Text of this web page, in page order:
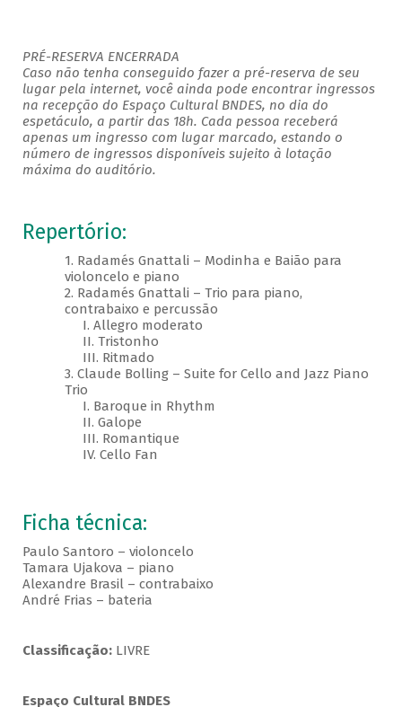
PRÉ-RESERVA ENCERRADA
Caso não tenha conseguido fazer a pré-reserva de seu
lugar pela internet, você ainda pode encontrar ingressos
na recepção do Espaço Cultural BNDES, no dia do
espetáculo, a partir das 18h. Cada pessoa receberá
apenas um ingresso com lugar marcado, estando o
número de ingressos disponíveis sujeito à lotação
máxima do auditório.
Repertório:
1. Radamés Gnattali – Modinha e Baião para
violoncelo e piano
2. Radamés Gnattali – Trio para piano,
contrabaixo e percussão
I. Allegro moderato
II. Tristonho
III. Ritmado
3. Claude Bolling – Suite for Cello and Jazz Piano
Trio
I. Baroque in Rhythm
II. Galope
III. Romantique
IV. Cello Fan
Ficha técnica:
Paulo Santoro – violoncelo
Tamara Ujakova – piano
Alexandre Brasil – contrabaixo
André Frias – bateria
Classificação:LIVRE
Espaço Cultural BNDES